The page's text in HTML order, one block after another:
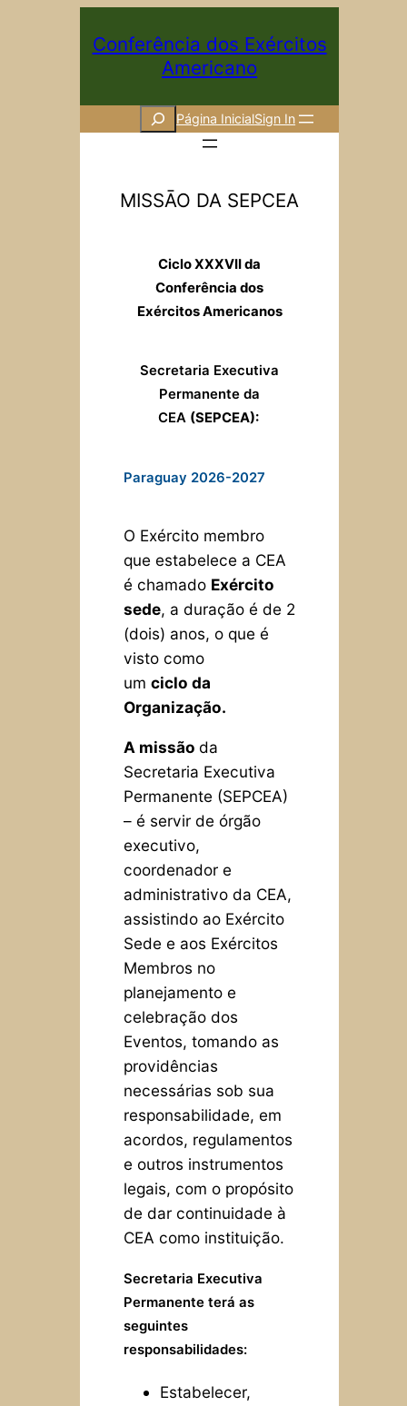
Conferência dos Exércitos
Americano
Search
Página InicialSign In
MISSĀO DA SEPCEA
Ciclo XXXVII da
Conferência dos
Exércitos Americanos
Secretaria Executiva
Permanente da
CEA (SEPCEA):
Paraguay 2026-2027
O Exército membro
que estabelece a CEA
é chamado Exército
sede, a duração é de 2
(dois) anos, o que é
visto como
um ciclo da
Organização.
A missão da
Secretaria Executiva
Permanente (SEPCEA)
– é servir de órgão
executivo,
coordenador e
administrativo da CEA,
assistindo ao Exército
Sede e aos Exércitos
Membros no
planejamento e
celebração dos
Eventos, tomando as
providências
necessárias sob sua
responsabilidade, em
acordos, regulamentos
e outros instrumentos
legais, com o propósito
de dar continuidade à
CEA como instituição.
Secretaria Executiva
Permanente terá as
seguintes
responsabilidades:
Estabelecer,